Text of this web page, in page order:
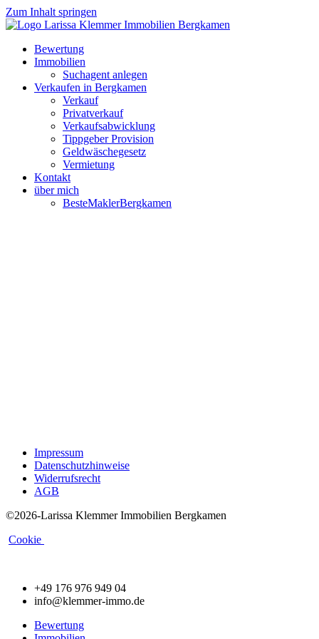
Zum Inhalt springen
Bewertung
Immobilien
Suchagent anlegen
Verkaufen in Bergkamen
Verkauf
Privatverkauf
Verkaufsabwicklung
Tippgeber Provision
Geldwäschegesetz
Vermietung
Kontakt
über mich
BesteMaklerBergkamen
Impressum
Datenschutzhinweise
Widerrufsrecht
AGB
©2026-Larissa Klemmer Immobilien Bergkamen
Cookie
+49 176 976 949 04
info@klemmer-immo.de
Bewertung